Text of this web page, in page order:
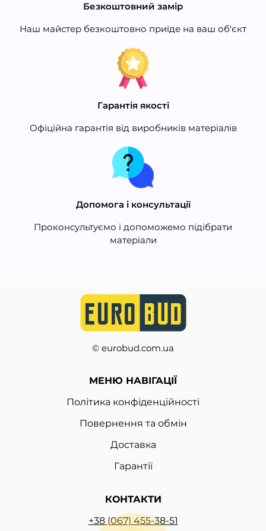
Безкоштовний замір
Наш майстер безкоштовно приїде на ваш об'єкт
Гарантія якості
Офіційна гарантія від виробників матеріалів
Допомога і консультації
Проконсультуємо і допоможемо підібрати
матеріали
© eurobud.com.ua
МЕНЮ НАВІГАЦІЇ
Політика конфіденційності
Повернення та обмін
Доставка
Гарантії
КОНТАКТИ
+38 (067) 455-38-51